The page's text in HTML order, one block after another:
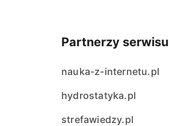
Partnerzy serwisu
nauka-z-internetu.pl
hydrostatyka.pl
strefawiedzy.pl